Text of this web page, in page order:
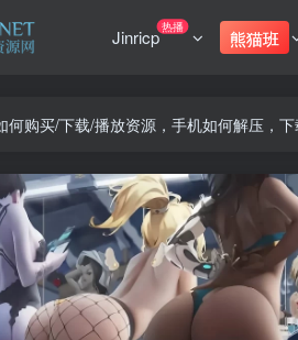
Jinricp热播
熊猫班
何购买/下载/播放资源，手机如何解压，